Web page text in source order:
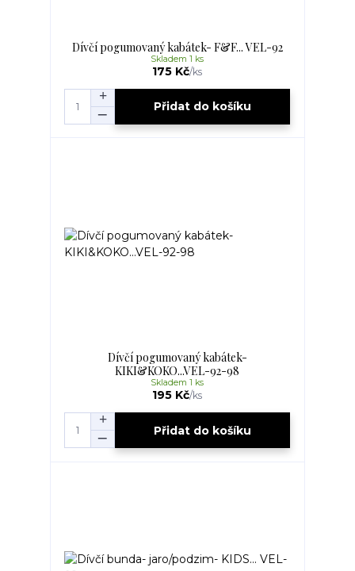
Dívčí pogumovaný kabátek- F&F... VEL-92
175 Kč/ks
Skladem 1 ks
Přidat do košíku
Dívčí pogumovaný kabátek-
KIKI&KOKO...VEL-92-98
195 Kč/ks
Skladem 1 ks
Přidat do košíku